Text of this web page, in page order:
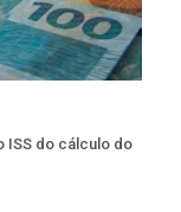
ISS do cálculo do